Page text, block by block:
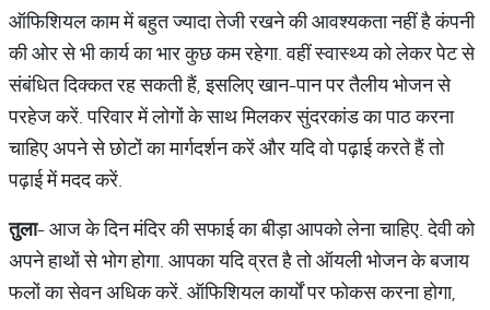
ऑफिशियल काम में बहुत ज्यादा तेजी रखने की आवश्यकता नहीं है कंपनी
की ओर से भी कार्य का भार कुछ कम रहेगा. वहीं स्वास्थ्य को लेकर पेट से
संबंधित दिक्कत रह सकती हैं, इसलिए खान-पान पर तैलीय भोजन से
परहेज करें. परिवार में लोगों के साथ मिलकर सुंदरकांड का पाठ करना
चाहिए अपने से छोटों का मार्गदर्शन करें और यदि वो पढ़ाई करते हैं तो
पढ़ाई में मदद करें.
तुला- आज के दिन मंदिर की सफाई का बीड़ा आपको लेना चाहिए. देवी को
अपने हाथों से भोग होगा. आपका यदि व्रत है तो ऑयली भोजन के बजाय
फलों का सेवन अधिक करें. ऑफिशियल कार्यों पर फोकस करना होगा,